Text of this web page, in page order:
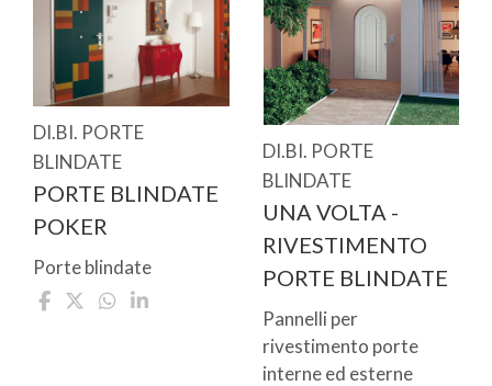
DI.BI. PORTE
BLINDATE
PORTE BLINDATE
POKER
Porte blindate
DI.BI. PORTE
BLINDATE
UNA VOLTA -
RIVESTIMENTO
PORTE BLINDATE
Pannelli per
rivestimento porte
interne ed esterne